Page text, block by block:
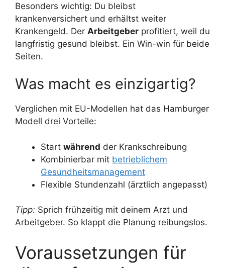
Besonders wichtig: Du bleibst
krankenversichert und erhältst weiter
Krankengeld. Der Arbeitgeber profitiert, weil du
langfristig gesund bleibst. Ein Win-win für beide
Seiten.
Was macht es einzigartig?
Verglichen mit EU-Modellen hat das Hamburger
Modell drei Vorteile:
Start während der Krankschreibung
Kombinierbar mit betrieblichem
Gesundheitsmanagement
Flexible Stundenzahl (ärztlich angepasst)
Tipp: Sprich frühzeitig mit deinem Arzt und
Arbeitgeber. So klappt die Planung reibungslos.
Voraussetzungen für